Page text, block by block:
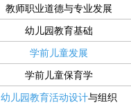
教师职业道德与专业发展
幼儿园教育基础
学前儿童发展
学前儿童保育学
幼儿园教育活动设计与组织